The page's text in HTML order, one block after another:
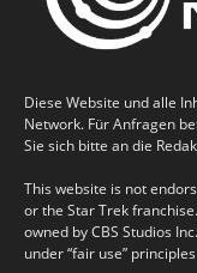
Diese Website und alle
Network. Für Anfragen
Sie sich bitte an die
This website is not
or the Star Trek
owned by CBS Studios
under “fair use”